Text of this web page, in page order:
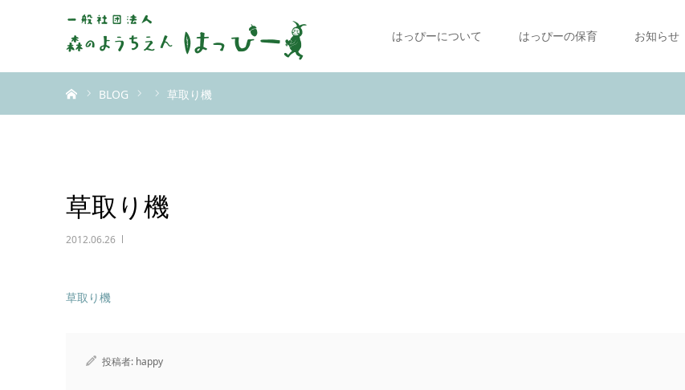
はっぴーについて はっぴーの保育 お知らせ
BLOG 草取り機
草取り機
2012.06.26
草取り機
投稿者: happy